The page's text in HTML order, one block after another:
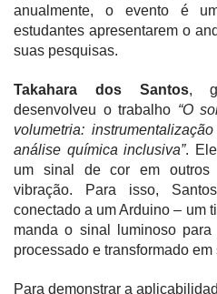
anualmente, o evento é
estudantes apresentarem o
suas pesquisas.
Takahara dos Santos,
desenvolveu o trabalho “O
volumetria:
análise química inclusiva”.
um sinal de cor em outros
vibração. Para isso,
conectado a um Arduino – um
manda o sinal luminoso
processado e transformado em
Para demonstrar a